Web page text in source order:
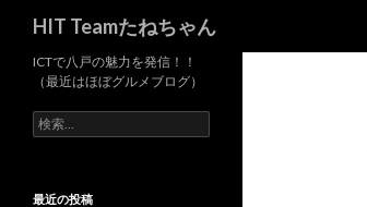
HIT Teamたねちゃん
ICTで八戸の魅力を発信！！
（最近はほぼグルメブログ）
検
索
最近の投稿